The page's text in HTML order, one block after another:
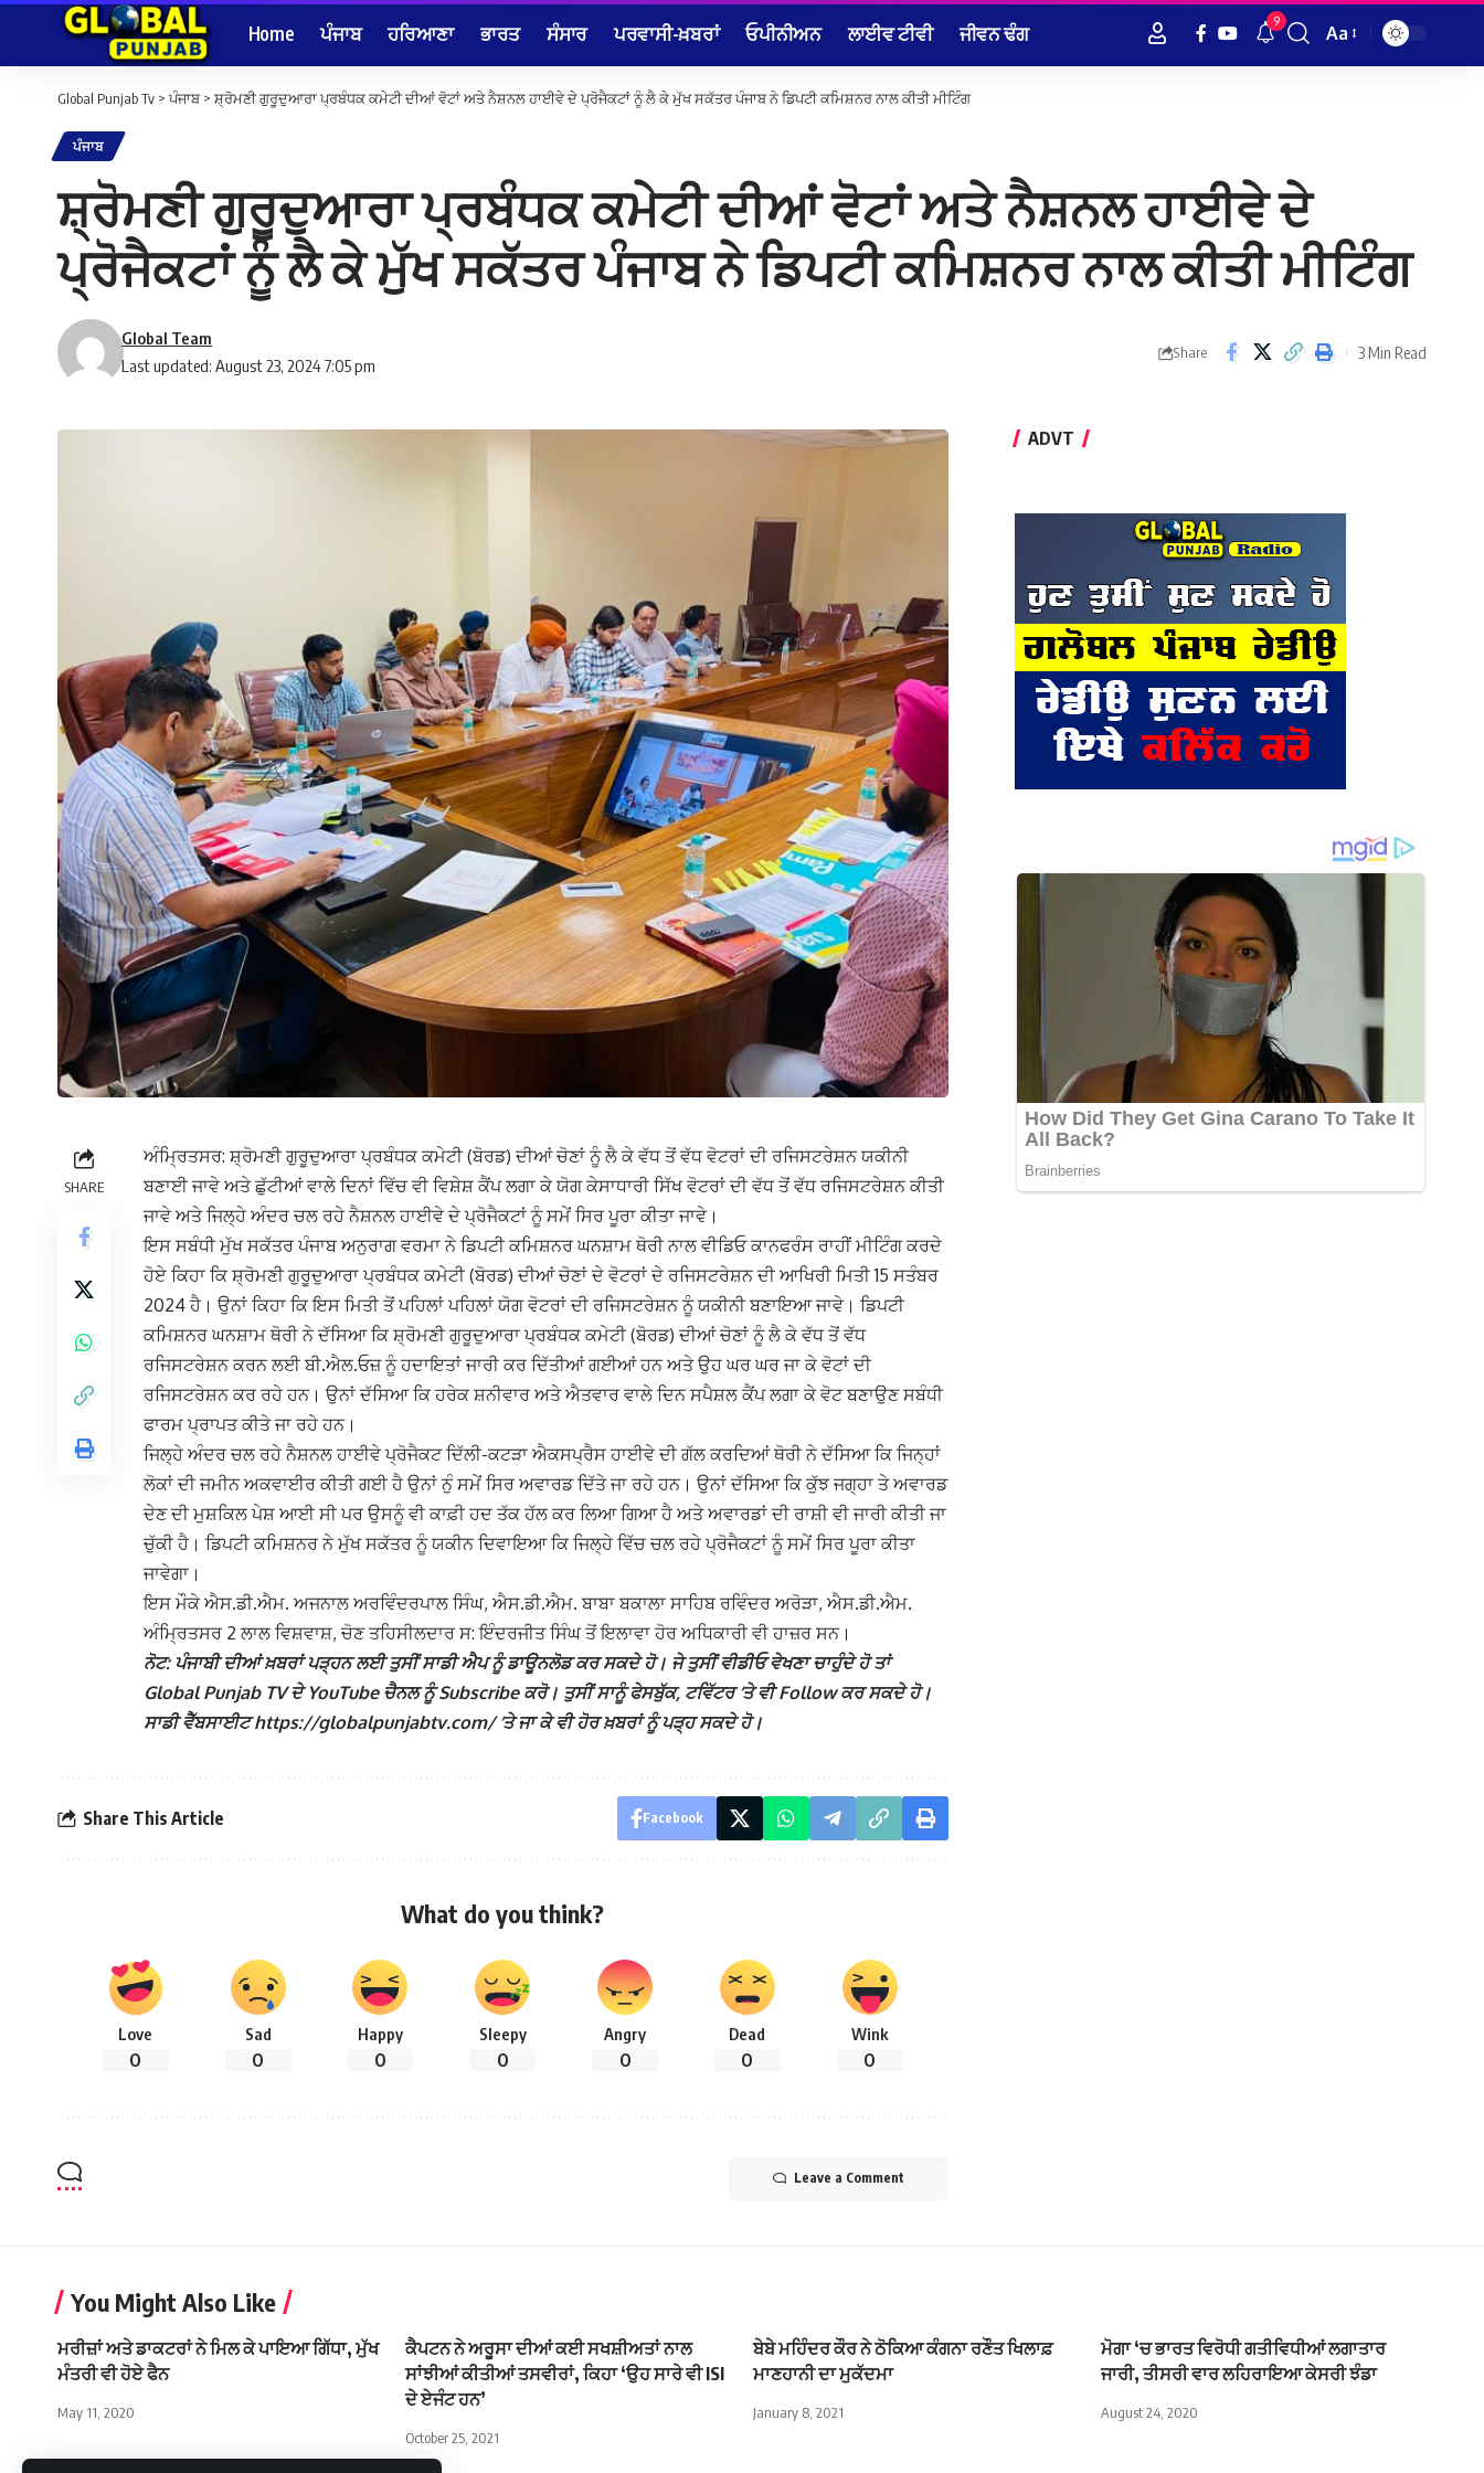
Home ਪੰਜਾਬ ਹਰਿਆਣਾ ਭਾਰਤ ਸੰਸਾਰ ਪਰਵਾਸੀ-ਖ਼ਬਰਾਂ ਓਪੀਨੀਅਨ ਲਾਈਵ ਟੀਵੀ ਜੀਵਨ ਢੰਗ 9
Font
Aa
Global Punjab Tv > ਪੰਜਾਬ> ਸ਼੍ਰੋਮਣੀ ਗੁਰੂਦੁਆਰਾ ਪ੍ਰਬੰਧਕ ਕਮੇਟੀ ਦੀਆਂ ਵੋਟਾਂ ਅਤੇ ਨੈਸ਼ਨਲ ਹਾਈਵੇ ਦੇ ਪ੍ਰੋਜੈਕਟਾਂ ਨੂੰ ਲੈ ਕੇ ਮੁੱਖ ਸਕੱਤਰ ਪੰਜਾਬ ਨੇ ਡਿਪਟੀ ਕਮਿਸ਼ਨਰ ਨਾਲ ਕੀਤੀ ਮੀਟਿੰਗ
ਪੰਜਾਬ
ਸ਼੍ਰੋਮਣੀ ਗੁਰੂਦੁਆਰਾ ਪ੍ਰਬੰਧਕ ਕਮੇਟੀ ਦੀਆਂ ਵੋਟਾਂ ਅਤੇ ਨੈਸ਼ਨਲ ਹਾਈਵੇ ਦੇ
ਪ੍ਰੋਜੈਕਟਾਂ ਨੂੰ ਲੈ ਕੇ ਮੁੱਖ ਸਕੱਤਰ ਪੰਜਾਬ ਨੇ ਡਿਪਟੀ ਕਮਿਸ਼ਨਰ ਨਾਲ ਕੀਤੀ ਮੀਟਿੰਗ
Last updated: August 23, 2024 7:05 pm
Global Team
Share 3 Min Read
SHARE
ਅੰਮ੍ਰਿਤਸਰ: ਸ਼੍ਰੋਮਣੀ ਗੁਰੂਦੁਆਰਾ ਪ੍ਰਬੰਧਕ ਕਮੇਟੀ (ਬੋਰਡ) ਦੀਆਂ ਚੋਣਾਂ ਨੂੰ ਲੈ ਕੇ ਵੱਧ ਤੋਂ ਵੱਧ ਵੋਟਰਾਂ ਦੀ ਰਜਿਸਟਰੇਸ਼ਨ ਯਕੀਨੀ
ਬਣਾਈ ਜਾਵੇ ਅਤੇ ਛੁੱਟੀਆਂ ਵਾਲੇ ਦਿਨਾਂ ਵਿੱਚ ਵੀ ਵਿਸ਼ੇਸ਼ ਕੈਂਪ ਲਗਾ ਕੇ ਯੋਗ ਕੇਸਾਧਾਰੀ ਸਿੱਖ ਵੋਟਰਾਂ ਦੀ ਵੱਧ ਤੋਂ ਵੱਧ ਰਜਿਸਟਰੇਸ਼ਨ ਕੀਤੀ
ਜਾਵੇ ਅਤੇ ਜਿਲ੍ਹੇ ਅੰਦਰ ਚਲ ਰਹੇ ਨੈਸ਼ਨਲ ਹਾਈਵੇ ਦੇ ਪ੍ਰੋਜੈਕਟਾਂ ਨੂੰ ਸਮੇਂ ਸਿਰ ਪੂਰਾ ਕੀਤਾ ਜਾਵੇ।
ਇਸ ਸਬੰਧੀ ਮੁੱਖ ਸਕੱਤਰ ਪੰਜਾਬ ਅਨੁਰਾਗ ਵਰਮਾ ਨੇ ਡਿਪਟੀ ਕਮਿਸ਼ਨਰ ਘਨਸ਼ਾਮ ਥੋਰੀ ਨਾਲ ਵੀਡਿਓ ਕਾਨਫਰੰਸ ਰਾਹੀਂ ਮੀਟਿੰਗ ਕਰਦੇ
ਹੋਏ ਕਿਹਾ ਕਿ ਸ਼੍ਰੋਮਣੀ ਗੁਰੂਦੁਆਰਾ ਪ੍ਰਬੰਧਕ ਕਮੇਟੀ (ਬੋਰਡ) ਦੀਆਂ ਚੋਣਾਂ ਦੇ ਵੋਟਰਾਂ ਦੇ ਰਜਿਸਟਰੇਸ਼ਨ ਦੀ ਆਖਿਰੀ ਮਿਤੀ 15 ਸਤੰਬਰ
2024 ਹੈ। ਉਨਾਂ ਕਿਹਾ ਕਿ ਇਸ ਮਿਤੀ ਤੋਂ ਪਹਿਲਾਂ ਪਹਿਲਾਂ ਯੋਗ ਵੋਟਰਾਂ ਦੀ ਰਜਿਸਟਰੇਸ਼ਨ ਨੂੰ ਯਕੀਨੀ ਬਣਾਇਆ ਜਾਵੇ। ਡਿਪਟੀ
ਕਮਿਸ਼ਨਰ ਘਨਸ਼ਾਮ ਥੋਰੀ ਨੇ ਦੱਸਿਆ ਕਿ ਸ਼੍ਰੋਮਣੀ ਗੁਰੂਦੁਆਰਾ ਪ੍ਰਬੰਧਕ ਕਮੇਟੀ (ਬੋਰਡ) ਦੀਆਂ ਚੋਣਾਂ ਨੂੰ ਲੈ ਕੇ ਵੱਧ ਤੋਂ ਵੱਧ
ਰਜਿਸਟਰੇਸ਼ਨ ਕਰਨ ਲਈ ਬੀ.ਐਲ.ਓਜ਼ ਨੂੰ ਹਦਾਇਤਾਂ ਜਾਰੀ ਕਰ ਦਿੱਤੀਆਂ ਗਈਆਂ ਹਨ ਅਤੇ ਉਹ ਘਰ ਘਰ ਜਾ ਕੇ ਵੋਟਾਂ ਦੀ
ਰਜਿਸਟਰੇਸ਼ਨ ਕਰ ਰਹੇ ਹਨ। ਉਨਾਂ ਦੱਸਿਆ ਕਿ ਹਰੇਕ ਸ਼ਨੀਵਾਰ ਅਤੇ ਐਤਵਾਰ ਵਾਲੇ ਦਿਨ ਸਪੈਸ਼ਲ ਕੈਂਪ ਲਗਾ ਕੇ ਵੋਟ ਬਣਾਉਣ ਸਬੰਧੀ
ਫਾਰਮ ਪ੍ਰਾਪਤ ਕੀਤੇ ਜਾ ਰਹੇ ਹਨ।
ਜਿਲ੍ਹੇ ਅੰਦਰ ਚਲ ਰਹੇ ਨੈਸ਼ਨਲ ਹਾਈਵੇ ਪ੍ਰੋਜੈਕਟ ਦਿੱਲੀ-ਕਟੜਾ ਐਕਸਪ੍ਰੈਸ ਹਾਈਵੇ ਦੀ ਗੱਲ ਕਰਦਿਆਂ ਥੋਰੀ ਨੇ ਦੱਸਿਆ ਕਿ ਜਿਨ੍ਹਾਂ
ਲੋਕਾਂ ਦੀ ਜਮੀਨ ਅਕਵਾਈਰ ਕੀਤੀ ਗਈ ਹੈ ਉਨਾਂ ਨੁੰ ਸਮੇਂ ਸਿਰ ਅਵਾਰਡ ਦਿੱਤੇ ਜਾ ਰਹੇ ਹਨ। ਉਨਾਂ ਦੱਸਿਆ ਕਿ ਕੁੱਝ ਜਗ੍ਹਾ ਤੇ ਅਵਾਰਡ
ਦੇਣ ਦੀ ਮੁਸ਼ਕਿਲ ਪੇਸ਼ ਆਈ ਸੀ ਪਰ ਉਸਨੂੰ ਵੀ ਕਾਫ਼ੀ ਹਦ ਤੱਕ ਹੱਲ ਕਰ ਲਿਆ ਗਿਆ ਹੈ ਅਤੇ ਅਵਾਰਡਾਂ ਦੀ ਰਾਸ਼ੀ ਵੀ ਜਾਰੀ ਕੀਤੀ ਜਾ
ਚੁੱਕੀ ਹੈ। ਡਿਪਟੀ ਕਮਿਸ਼ਨਰ ਨੇ ਮੁੱਖ ਸਕੱਤਰ ਨੂੰ ਯਕੀਨ ਦਿਵਾਇਆ ਕਿ ਜਿਲ੍ਹੇ ਵਿੱਚ ਚਲ ਰਹੇ ਪ੍ਰੋਜੈਕਟਾਂ ਨੂੰ ਸਮੇਂ ਸਿਰ ਪੂਰਾ ਕੀਤਾ
ਜਾਵੇਗਾ।
ਇਸ ਮੌਕੇ ਐਸ.ਡੀ.ਐਮ. ਅਜਨਾਲ ਅਰਵਿੰਦਰਪਾਲ ਸਿੰਘ, ਐਸ.ਡੀ.ਐਮ. ਬਾਬਾ ਬਕਾਲਾ ਸਾਹਿਬ ਰਵਿੰਦਰ ਅਰੋੜਾ, ਐਸ.ਡੀ.ਐਮ.
ਅੰਮ੍ਰਿਤਸਰ 2 ਲਾਲ ਵਿਸ਼ਵਾਸ਼, ਚੋਣ ਤਹਿਸੀਲਦਾਰ ਸ: ਇੰਦਰਜੀਤ ਸਿੰਘ ਤੋਂ ਇਲਾਵਾ ਹੋਰ ਅਧਿਕਾਰੀ ਵੀ ਹਾਜ਼ਰ ਸਨ।
ਨੋਟ: ਪੰਜਾਬੀ ਦੀਆਂ ਖ਼ਬਰਾਂ ਪੜ੍ਹਨ ਲਈ ਤੁਸੀਂ ਸਾਡੀ ਐਪ ਨੂੰ ਡਾਊਨਲੋਡ ਕਰ ਸਕਦੇ ਹੋ। ਜੇ ਤੁਸੀਂ ਵੀਡੀਓ ਵੇਖਣਾ ਚਾਹੁੰਦੇ ਹੋ ਤਾਂ
Global Punjab TV ਦੇ YouTube ਚੈਨਲ ਨੂੰ Subscribe ਕਰੋ। ਤੁਸੀਂ ਸਾਨੂੰ ਫੇਸਬੁੱਕ, ਟਵਿੱਟਰ ‘ਤੇ ਵੀ Follow ਕਰ ਸਕਦੇ ਹੋ।
ਸਾਡੀ ਵੈੱਬਸਾਈਟ https://globalpunjabtv.com/ ‘ਤੇ ਜਾ ਕੇ ਵੀ ਹੋਰ ਖ਼ਬਰਾਂ ਨੂੰ ਪੜ੍ਹ ਸਕਦੇ ਹੋ।
Share This Article Facebook
What do you think?
Love
0
Sad
0
Happy
0
Sleepy
0
Angry
0
Dead
0
Wink
0
Leave a Comment
ADVT
You Might Also Like
ਮਰੀਜ਼ਾਂ ਅਤੇ ਡਾਕਟਰਾਂ ਨੇ ਮਿਲ ਕੇ ਪਾਇਆ ਗਿੱਧਾ, ਮੁੱਖ
ਮੰਤਰੀ ਵੀ ਹੋਏ ਫੈਨ
May 11, 2020
ਕੈਪਟਨ ਨੇ ਅਰੂਸਾ ਦੀਆਂ ਕਈ ਸਖਸ਼ੀਅਤਾਂ ਨਾਲ
ਸਾਂਝੀਆਂ ਕੀਤੀਆਂ ਤਸਵੀਰਾਂ, ਕਿਹਾ ‘ਉਹ ਸਾਰੇ ਵੀ ISI
ਦੇ ਏਜੰਟ ਹਨ’
October 25, 2021
ਬੇਬੇ ਮਹਿੰਦਰ ਕੌਰ ਨੇ ਠੋਕਿਆ ਕੰਗਨਾ ਰਣੌਤ ਖਿਲਾਫ਼
ਮਾਣਹਾਨੀ ਦਾ ਮੁਕੱਦਮਾ
January 8, 2021
ਮੋਗਾ ‘ਚ ਭਾਰਤ ਵਿਰੋਧੀ ਗਤੀਵਿਧੀਆਂ ਲਗਾਤਾਰ
ਜਾਰੀ, ਤੀਸਰੀ ਵਾਰ ਲਹਿਰਾਇਆ ਕੇਸਰੀ ਝੰਡਾ
August 24, 2020